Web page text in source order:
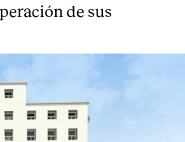
de sus